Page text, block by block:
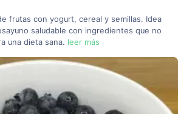
frutas con yogurt, cereal y semillas. Idea
saludable con ingredientes que no
una dieta sana. leer más